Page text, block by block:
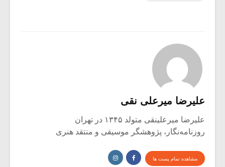
علیرضا میرعلی نقی
علیرضا میرعلینقی متولد ۱۳۴۵ در تهران
روزنامه‌نگار، پژوهشگر موسیقی و منتقد هنری
مشاهده تمام پست ها